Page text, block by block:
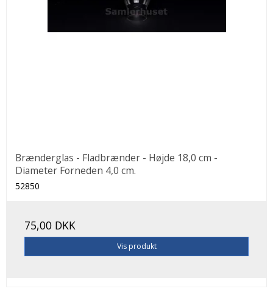
Brænderglas - Fladbrænder - Højde 18,0 cm -
Diameter Forneden 4,0 cm.
52850
75,00 DKK
Vis produkt